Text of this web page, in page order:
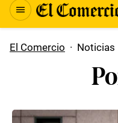
El Comercio · Noticias